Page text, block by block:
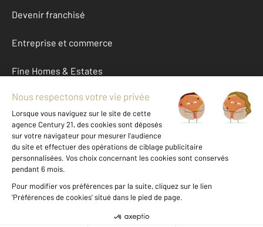
Devenir franchisé
Entreprise et commerce
Fine Homes & Estates
À propos
International
Nous contacter
Données personnelles